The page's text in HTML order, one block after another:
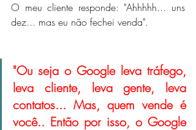
O meu cliente responde: "Ahhhhh... uns
dez... mas eu não fechei venda".
"Ou seja o Google leva tráfego,
leva cliente, leva gente, leva
contatos... Mas, quem vende é
você.. Então por isso, o Google